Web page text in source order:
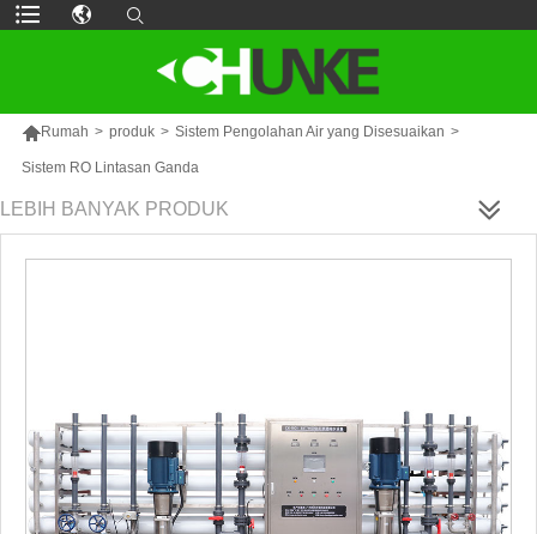
Rumah > produk > Sistem Pengolahan Air yang Disesuaikan >
Sistem RO Lintasan Ganda
LEBIH BANYAK PRODUK